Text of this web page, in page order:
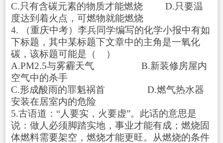
C.只有含碳元素的物质才能燃烧 D.只要温
度达到着火点，可燃物就能燃烧
4. （重庆中考）李兵同学编写的化学小报中有如
下标题，其中某标题下文章中的主角是一氧化
碳，该标题可能是（ ）
A.PM2.5与雾霾天气 B.新装修房屋内
空气中的杀手
C.形成酸雨的罪魁祸首 D.燃气热水器
安装在居室内的危险
5.古语道：“人要实，火要虚”。此话的意思是
说：做人必须脚踏实地，事业才能有成；燃烧固
体燃料需要架空，燃烧才能更旺。从燃烧的条件